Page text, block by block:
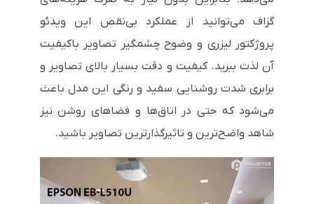
گزاف می‌توانید از عملکرد بی‌نقص این ویدئو
پروژکتور لیزری و وضوح چشمگیر تصاویر باکیفیت
آن لذت ببرید. کیفیت و دقت بسیار بالای تصاویر و
برابری شدت روشنایی سفید و رنگی این مدل باعث
می‌شود که حتی در اتاق‌ها و فضاهای روشن نیز
شاهد واضح‌ترین و تاثیرگذارترین تصاویر باشید.